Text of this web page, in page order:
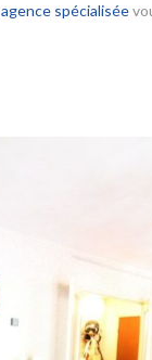
agence spécialisée